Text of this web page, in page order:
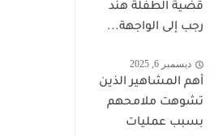
قضية الطفلة هند
رجب إلى الواجهة...
ديسمبر 6, 2025
أهم المشاهير الذين
تشوهت ملامحهم
بسبب عمليات